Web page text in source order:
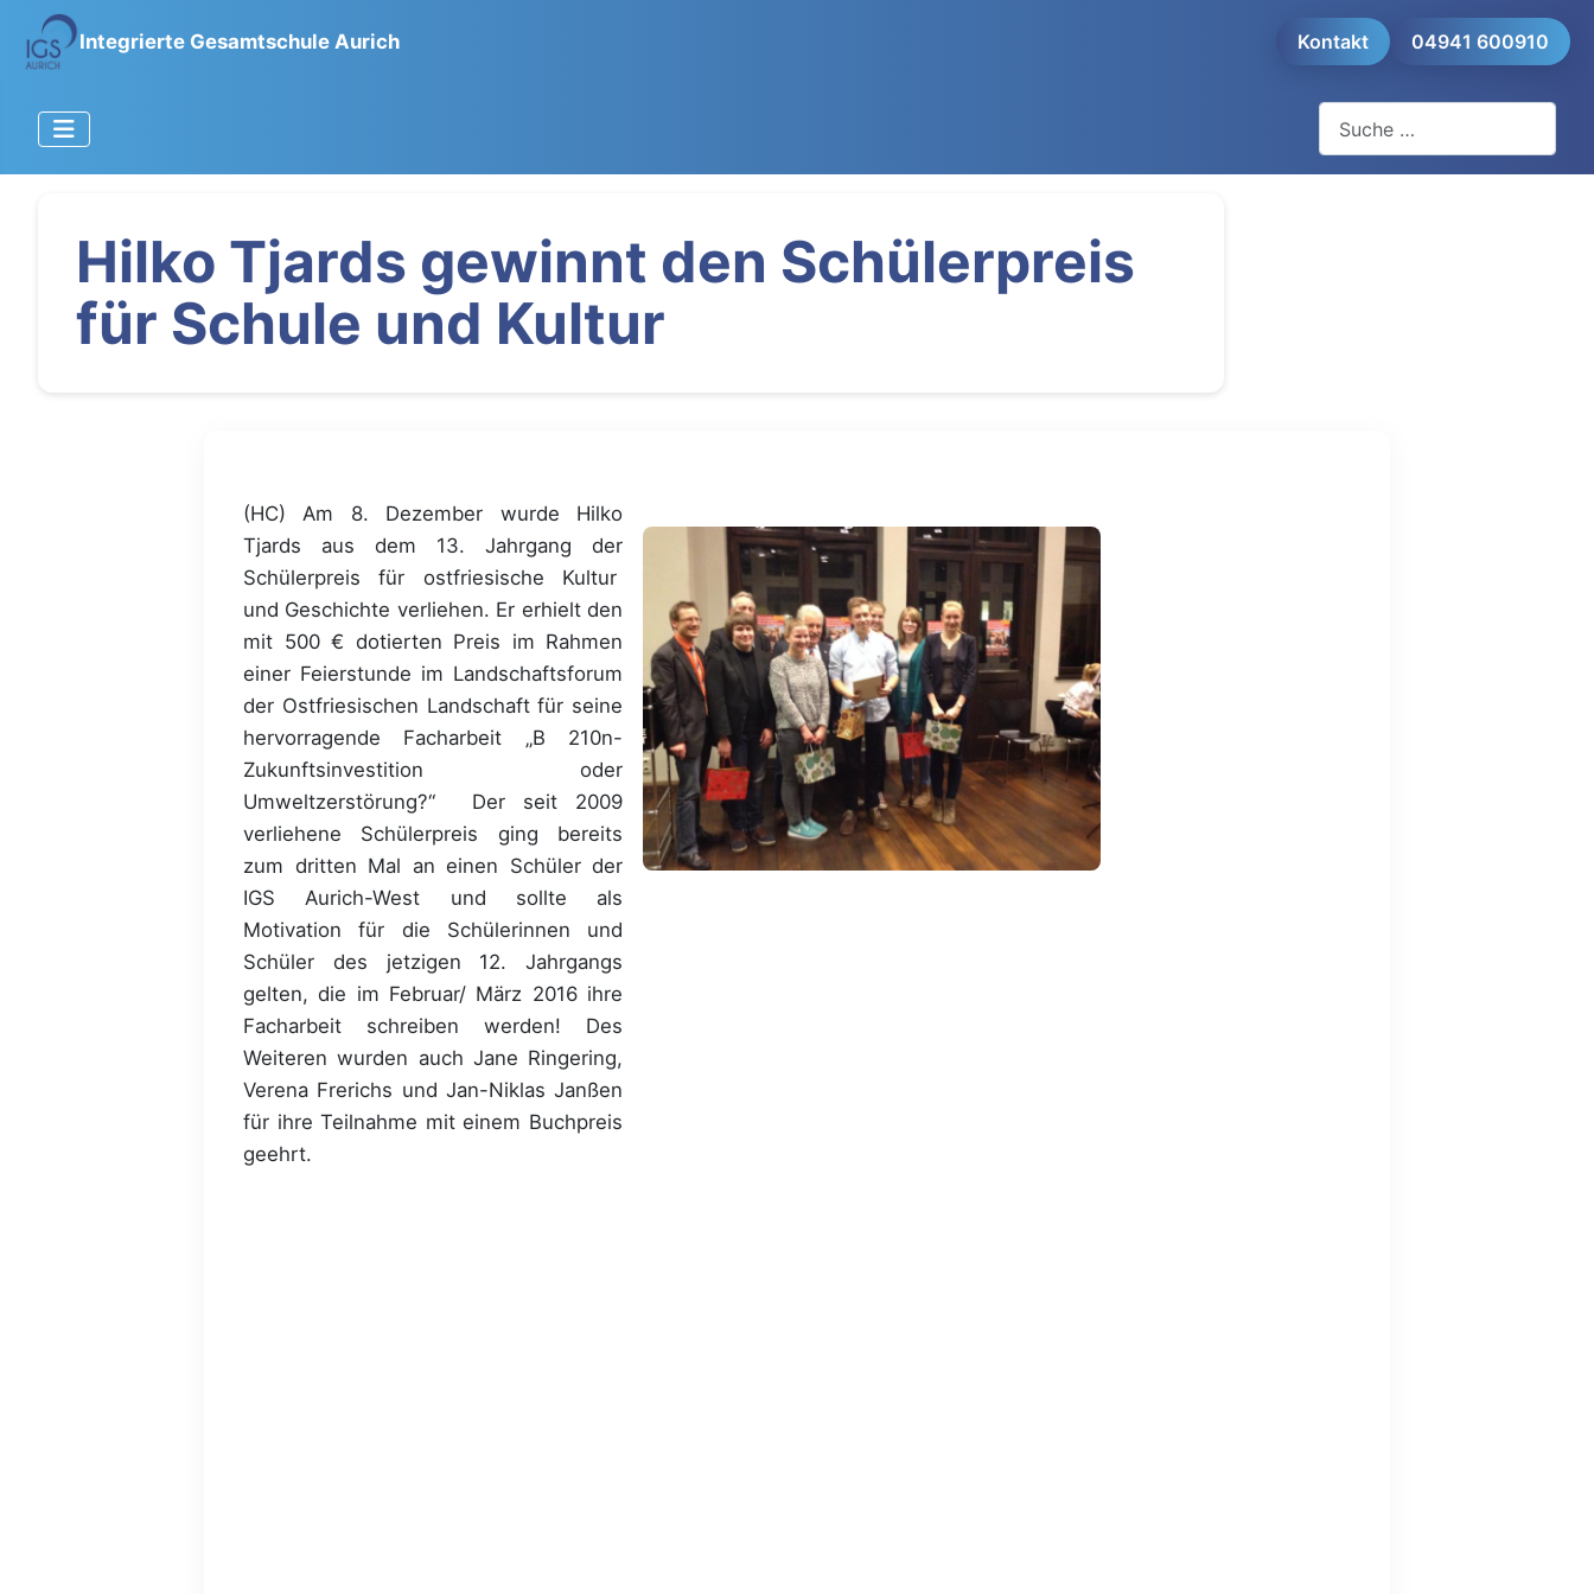
Integrierte Gesamtschule Aurich Kontakt 04941 600910
Hilko Tjards gewinnt den Schülerpreis
für Schule und Kultur
(HC) Am 8. Dezember wurde Hilko
Tjards aus dem 13. Jahrgang der
Schülerpreis für ostfriesische Kultur
und Geschichte verliehen. Er erhielt den
mit 500 € dotierten Preis im Rahmen
einer Feierstunde im Landschaftsforum
der Ostfriesischen Landschaft für seine
hervorragende Facharbeit „B 210n-
Zukunftsinvestition oder
Umweltzerstörung?“ Der seit 2009
verliehene Schülerpreis ging bereits
zum dritten Mal an einen Schüler der
IGS Aurich-West und sollte als
Motivation für die Schülerinnen und
Schüler des jetzigen 12. Jahrgangs
gelten, die im Februar/ März 2016 ihre
Facharbeit schreiben werden! Des
Weiteren wurden auch Jane Ringering,
Verena Frerichs und Jan-Niklas Janßen
für ihre Teilnahme mit einem Buchpreis
geehrt.